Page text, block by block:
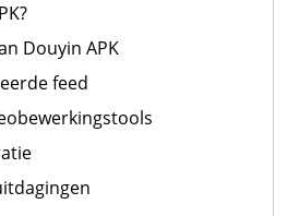
Douyin APK
feed